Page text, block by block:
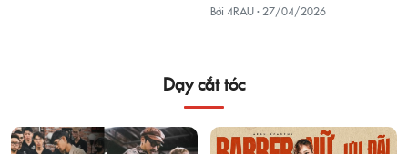
Bởi 4RAU · 27/04/2026
Dạy cắt tóc